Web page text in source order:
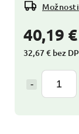
40,19 €
32,67 € bez